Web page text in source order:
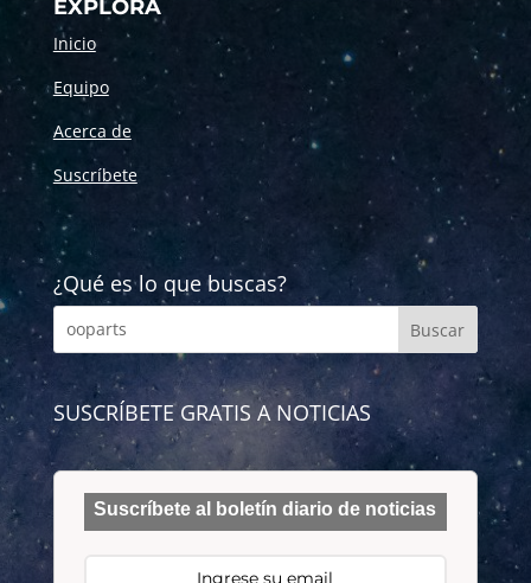
EXPLORA
Inicio
Equipo
Acerca de
Suscríbete
¿Qué es lo que buscas?
SUSCRÍBETE GRATIS A NOTICIAS
Suscríbete al boletín diario de noticias